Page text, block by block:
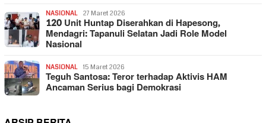
NASIONAL 27 Maret 2026
120 Unit Huntap Diserahkan di Hapesong,
Mendagri: Tapanuli Selatan Jadi Role Model
Nasional
NASIONAL 15 Maret 2026
Teguh Santosa: Teror terhadap Aktivis HAM
Ancaman Serius bagi Demokrasi